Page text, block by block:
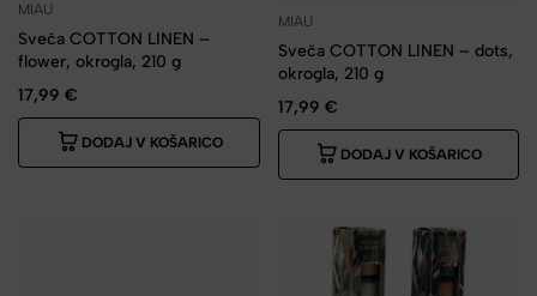
MIAU
Sveča COTTON LINEN –
flower, okrogla, 210 g
17,99 €
DODAJ V KOŠARICO
MIAU
Sveča COTTON LINEN – dots,
okrogla, 210 g
17,99 €
DODAJ V KOŠARICO